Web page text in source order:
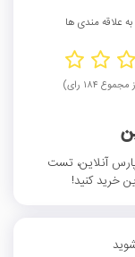
علاقه مندی ها
آنلاین، تست
خرید کنید!